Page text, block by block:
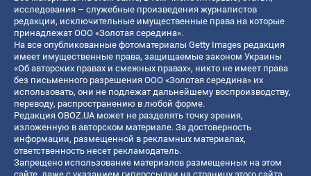
исследования – служебные произведения журналистов
редакции, исключительные имущественные права на которые
принадлежат ООО «Золотая середина».
На все опубликованные фотоматериалы Getty Images редакция
имеет имущественные права, защищаемые законом Украины
«Об авторских правах и смежных правах», никто не имеет права
без письменного разрешения ООО «Золотая середина» их
использовать, они не подлежат дальнейшему воспроизводству,
переводу, распространению в любой форме.
Редакция OBOZ.UA может не разделять точку зрения,
изложенную в авторском материале. За достоверность
информации, размещенной в рекламных материалах,
ответственность несет рекламодатель.
Запрещено использование материалов размещенных на этом